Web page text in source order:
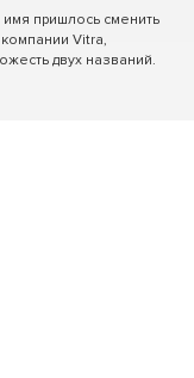
пришлось сменить
Vitra,
двух названий.